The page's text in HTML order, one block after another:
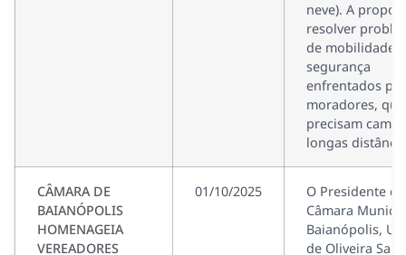
neve). A
resolver
de mobilidade e
segurança
enfrentados por
moradores,
precisam
longas
CÂMARA DE
BAIANÓPOLIS
HOMENAGEIA
VEREADORES
01/10/2025
O Presidente da
Câmara
Baianópolis,
de Oliveira